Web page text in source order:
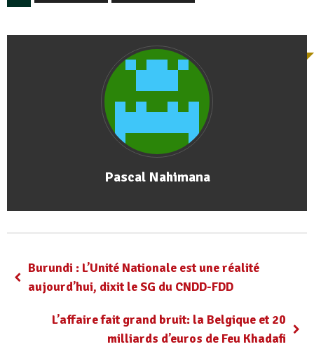
Pascal Nahimana
Burundi : L’Unité Nationale est une réalité
aujourd’hui, dixit le SG du CNDD-FDD
L’affaire fait grand bruit: la Belgique et 20
milliards d’euros de Feu Khadafi